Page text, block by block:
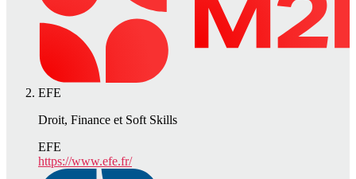
EFE
Droit, Finance et Soft Skills
EFE
https://www.efe.fr/